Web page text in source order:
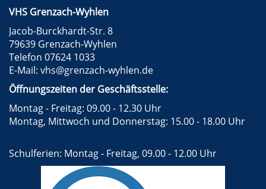
VHS Grenzach-Wyhlen
Jacob-Burckhardt-Str. 8
79639 Grenzach-Wyhlen
Telefon 07624 1033
E-Mail: vhs@grenzach-wyhlen.de
Öffnungszeiten der Geschäftsstelle:
Montag - Freitag: 09.00 - 12.30 Uhr
Montag, Mittwoch und Donnerstag: 15.00 - 18.00 Uhr
Schulferien: Montag - Freitag, 09.00 - 12.00 Uhr